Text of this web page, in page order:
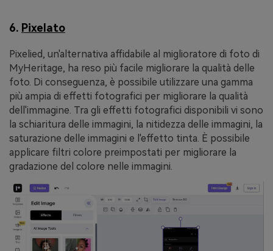
6. Pixelato
Pixelied, un'alternativa affidabile al miglioratore di foto di
MyHeritage, ha reso più facile migliorare la qualità delle
foto. Di conseguenza, è possibile utilizzare una gamma
più ampia di effetti fotografici per migliorare la qualità
dell'immagine. Tra gli effetti fotografici disponibili vi sono
la schiaritura delle immagini, la nitidezza delle immagini, la
saturazione delle immagini e l'effetto tinta. È possibile
applicare filtri colore preimpostati per migliorare la
gradazione del colore nelle immagini.